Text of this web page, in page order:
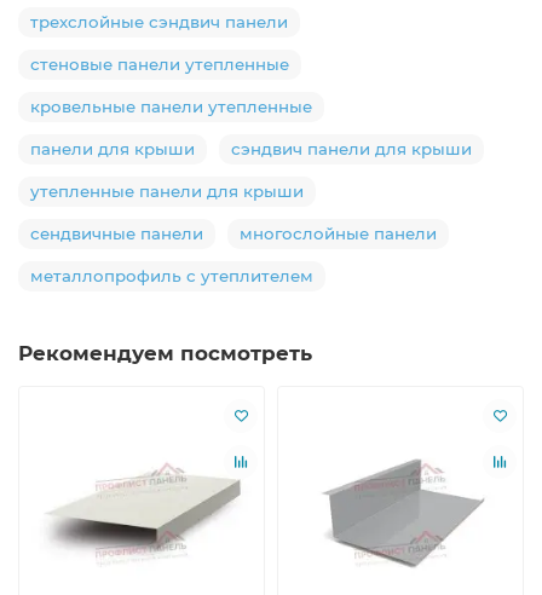
трехслойные сэндвич панели
стеновые панели утепленные
кровельные панели утепленные
панели для крыши сэндвич панели для крыши
утепленные панели для крыши
сендвичные панели многослойные панели
металлопрофиль с утеплителем
Рекомендуем посмотреть